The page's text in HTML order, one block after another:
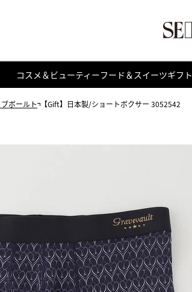
コスメ＆ビューティーフード＆スイーツギフト
ボールト 【Gift】日本製/ショートボクサー 3052542